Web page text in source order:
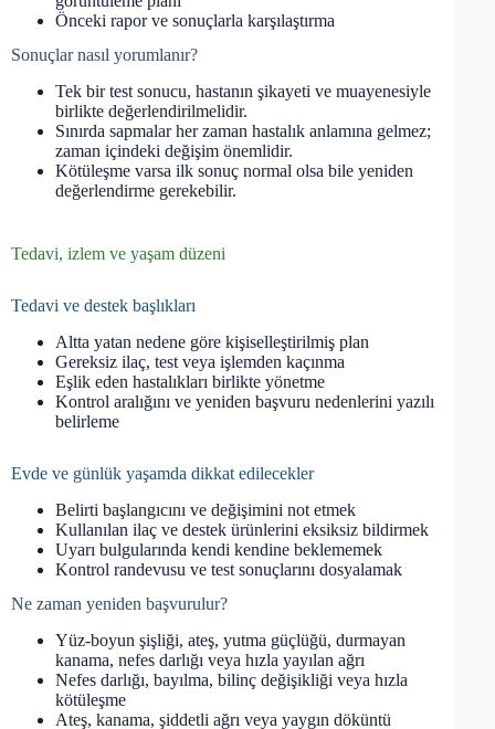
Önceki rapor ve sonuçlarla karşılaştırma
Sonuçlar nasıl yorumlanır?
Tek bir test sonucu, hastanın şikayeti ve muayenesiyle
birlikte değerlendirilmelidir.
Sınırda sapmalar her zaman hastalık anlamına gelmez;
zaman içindeki değişim önemlidir.
Kötüleşme varsa ilk sonuç normal olsa bile yeniden
değerlendirme gerekebilir.
Tedavi, izlem ve yaşam düzeni
Tedavi ve destek başlıkları
Altta yatan nedene göre kişiselleştirilmiş plan
Gereksiz ilaç, test veya işlemden kaçınma
Eşlik eden hastalıkları birlikte yönetme
Kontrol aralığını ve yeniden başvuru nedenlerini yazılı
belirleme
Evde ve günlük yaşamda dikkat edilecekler
Belirti başlangıcını ve değişimini not etmek
Kullanılan ilaç ve destek ürünlerini eksiksiz bildirmek
Uyarı bulgularında kendi kendine beklememek
Kontrol randevusu ve test sonuçlarını dosyalamak
Ne zaman yeniden başvurulur?
Yüz-boyun şişliği, ateş, yutma güçlüğü, durmayan
kanama, nefes darlığı veya hızla yayılan ağrı
Nefes darlığı, bayılma, bilinç değişikliği veya hızla
kötüleşme
Ateş, kanama, şiddetli ağrı veya yaygın döküntü